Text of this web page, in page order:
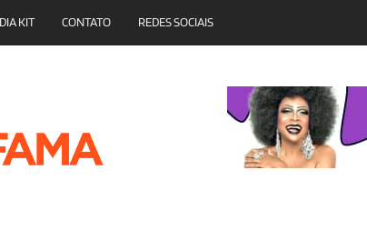
KIT CONTATO REDES SOCIAIS